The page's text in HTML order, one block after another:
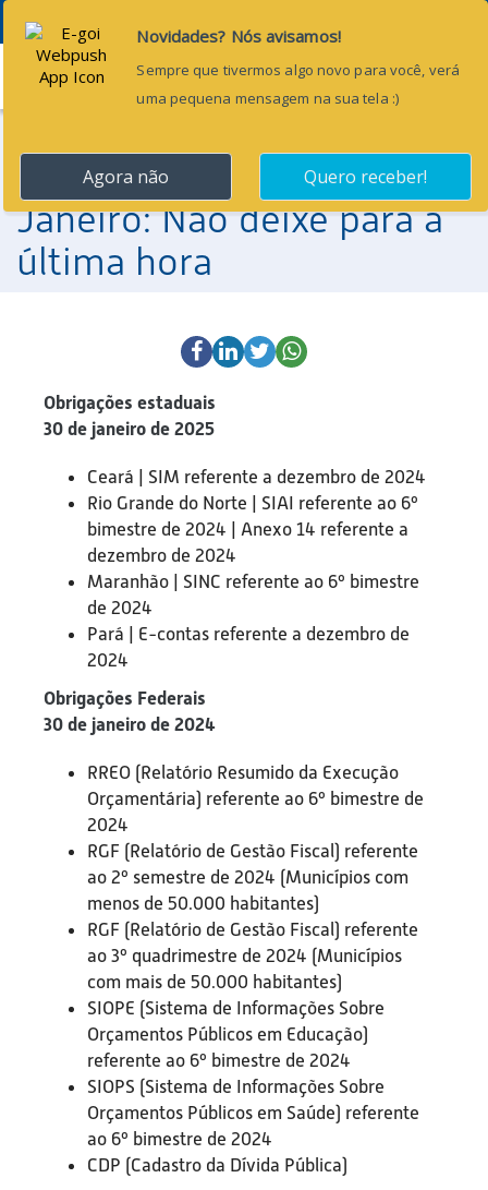
Menu
Obrigações Contábeis de
Janeiro: Não deixe para a
última hora
Obrigações estaduais
30 de janeiro de 2025
Ceará | SIM referente a dezembro de 2024
Rio Grande do Norte | SIAI referente ao 6º
bimestre de 2024 | Anexo 14 referente a
dezembro de 2024
Maranhão | SINC referente ao 6º bimestre
de 2024
Pará | E-contas referente a dezembro de
2024
Obrigações Federais
30 de janeiro de 2024
RREO (Relatório Resumido da Execução
Orçamentária) referente ao 6º bimestre de
2024
RGF (Relatório de Gestão Fiscal) referente
ao 2º semestre de 2024 (Municípios com
menos de 50.000 habitantes)
RGF (Relatório de Gestão Fiscal) referente
ao 3º quadrimestre de 2024 (Municípios
com mais de 50.000 habitantes)
SIOPE (Sistema de Informações Sobre
Orçamentos Públicos em Educação)
referente ao 6º bimestre de 2024
SIOPS (Sistema de Informações Sobre
Orçamentos Públicos em Saúde) referente
ao 6º bimestre de 2024
CDP (Cadastro da Dívida Pública)